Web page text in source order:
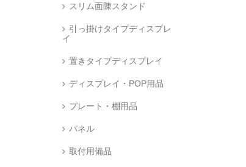
スリム面陳スタンド
引っ掛けタイプディスプレ
イ
置きタイプディスプレイ
ディスプレイ・POP用品
プレート・棚用品
パネル
取付用備品